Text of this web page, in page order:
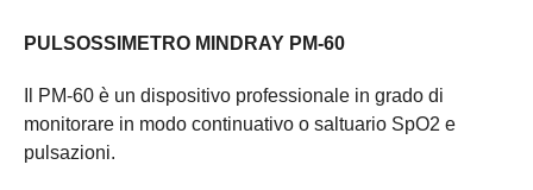
PULSOSSIMETRO MINDRAY PM-60
Il PM-60 è un dispositivo professionale in grado di
monitorare in modo continuativo o saltuario SpO2 e
pulsazioni.